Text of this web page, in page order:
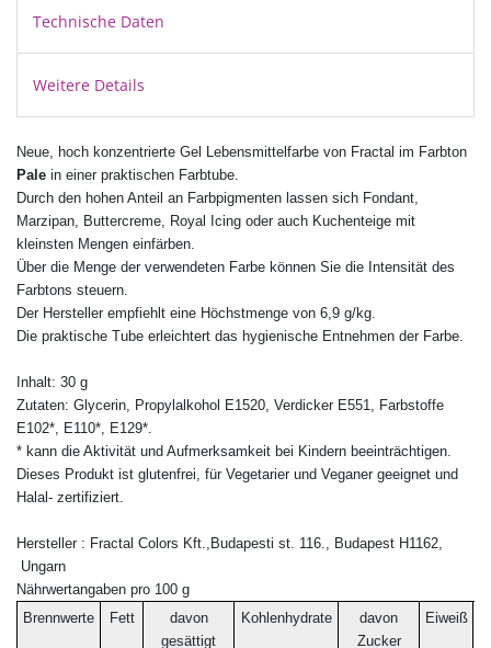
Technische Daten
Weitere Details
Neue, hoch konzentrierte Gel Lebensmittelfarbe von Fractal im Farbton
Pale in einer praktischen Farbtube.
Durch den hohen Anteil an Farbpigmenten lassen sich Fondant,
Marzipan, Buttercreme, Royal Icing oder auch Kuchenteige mit
kleinsten Mengen einfärben.
Über die Menge der verwendeten Farbe können Sie die Intensität des
Farbtons steuern.
Der Hersteller empfiehlt eine Höchstmenge von 6,9 g/kg.
Die praktische Tube erleichtert das hygienische Entnehmen der Farbe.
Inhalt: 30 g
Zutaten: Glycerin, Propylalkohol E1520, Verdicker E551, Farbstoffe
E102*, E110*, E129*.
* kann die Aktivität und Aufmerksamkeit bei Kindern beeinträchtigen.
Dieses Produkt ist glutenfrei, für Vegetarier und Veganer geeignet und
Halal- zertifiziert.
Hersteller : Fractal Colors Kft.,Budapesti st. 116., Budapest H1162,
Ungarn
Nährwertangaben pro 100 g
Brennwerte
Fett
davon
gesättigt
Kohlenhydrate
davon
Zucker
Eiweiß